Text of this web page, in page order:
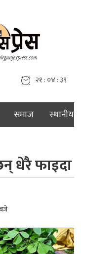
२१ : ०४ : ४०
समाज स्थानीय
धेरै फाइदा